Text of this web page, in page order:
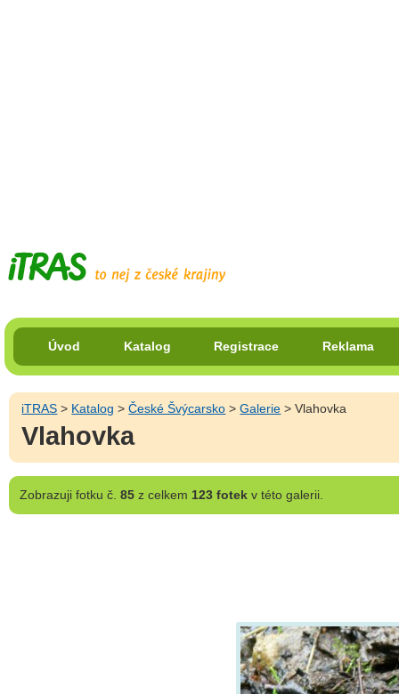
Úvod Katalog Registrace Reklama
iTRAS > Katalog >České Švýcarsko >Galerie > Vlahovka
Vlahovka
Zobrazujifotku č. 85z celkem 123 fotekv této galerii.